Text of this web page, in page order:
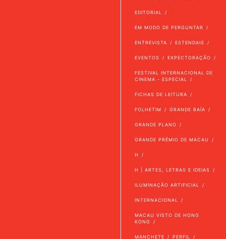
EDITORIAL
EM MODO DE PERGUNTAR
ENTREVISTA ESTENDAIS
EVENTOS EXPECTORAÇÃO
FESTIVAL INTERNACIONAL DE
CINEMA - ESPECIAL
FICHAS DE LEITURA
FOLHETIM GRANDE BAÍA
GRANDE PLANO
GRANDE PRÉMIO DE MACAU
H
H | ARTES, LETRAS E IDEIAS
ILUMINAÇÃO ARTIFICIAL
INTERNACIONAL
MACAU VISTO DE HONG
KONG
MANCHETE PERFIL